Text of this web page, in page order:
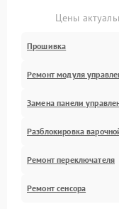
Цены
Прошивка
Ремонт модуля
Замена панели
Разблокировка
Ремонт переключателя
Ремонт сенсора